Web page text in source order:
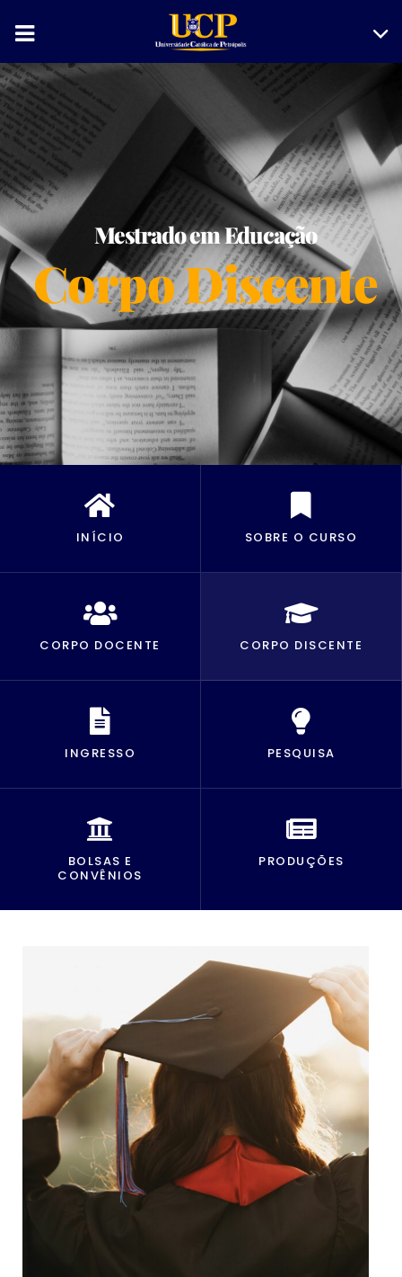
Mestrado em Educação
Corpo Discente
INÍCIO SOBRE O CURSO
CORPO DOCENTE CORPO DISCENTE
INGRESSO PESQUISA
BOLSAS E
CONVÊNIOS
PRODUÇÕES